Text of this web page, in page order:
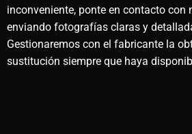
inconveniente, ponte en contacto con
enviando fotografías claras y
Gestionaremos con el fabricante la
sustitución siempre que haya